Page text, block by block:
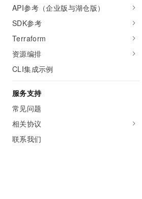
API参考（企业版与湖仓版）
SDK参考
Terraform
资源编排
CLI集成示例
服务支持
常见问题
相关协议
联系我们